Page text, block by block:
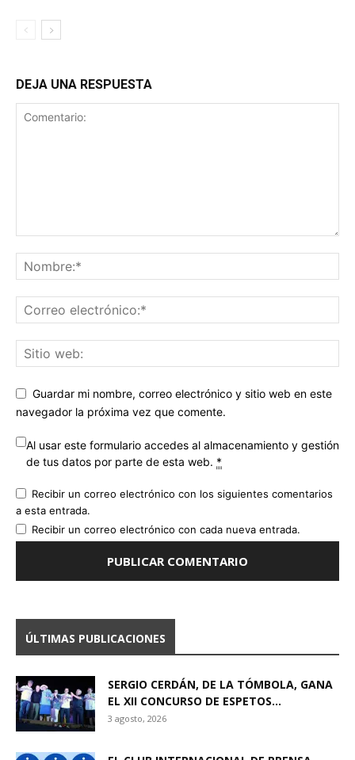
DEJA UNA RESPUESTA
Guardar mi nombre, correo electrónico y sitio web en este
navegador la próxima vez que comente.
Al usar este formulario accedes al almacenamiento y gestión
de tus datos por parte de esta web. *
Recibir un correo electrónico con los siguientes comentarios
a esta entrada.
Recibir un correo electrónico con cada nueva entrada.
ÚLTIMAS PUBLICACIONES
SERGIO CERDÁN, DE LA TÓMBOLA, GANA
EL XII CONCURSO DE ESPETOS...
3 agosto, 2026